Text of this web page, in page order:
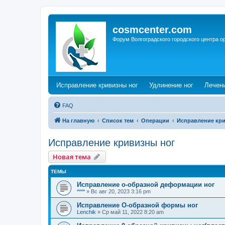
cosmcenter.com
Форум Волгоградского городского центра
Исправление кривизны ног(Opens a new tab)
Удлинение ног(Opens a
FAQ
На главную Список тем Операции Исправление
Исправление кривизны ног
Новая тема
ТЕМЫ
Исправление о-образной деформации ног
**** » Вс авг 20, 2023 3:16 pm
Исправление О-образной формы ног
Lenchik » Ср май 11, 2022 8:20 am